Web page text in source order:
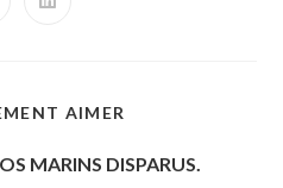
AIMER
MARINS DISPARUS.